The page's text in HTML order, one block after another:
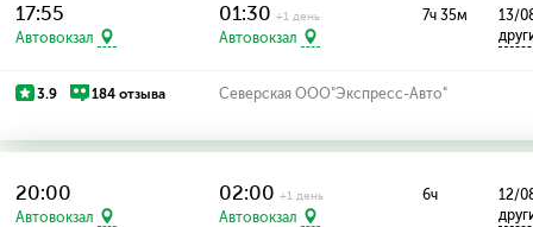
17:55
Автовокзал
01:30+1 день
Автовокзал
7ч 35м
13/
3.9 184 отзыва Северская ООО"Экспресс-Авто"
20:00
Автовокзал
02:00+1 день
Автовокзал
6ч
12/